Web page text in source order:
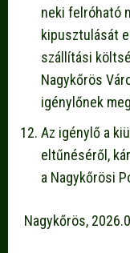
neki felróható
kipusztulását
szállítási
Nagykőrös
igénylőnek
Az igénylő a
eltűnéséről,
a Nagykőrösi
Nagykőrös,